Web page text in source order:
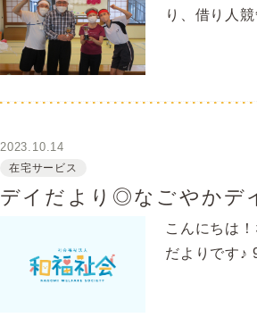
り、借り人
2023.10.14
在宅サービス
デイだより◎なごやかデ
こんにちは
だよりです♪